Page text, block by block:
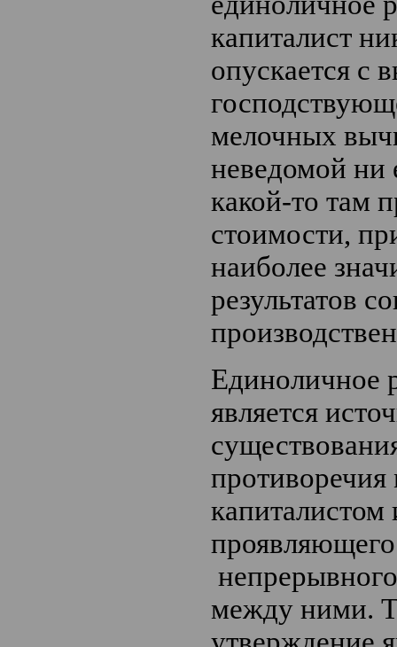
капиталист
опускается с
мелочных
неведомой ни
какой-то там
стоимости,
наиболее
результатов
Единоличное
является
между ними.